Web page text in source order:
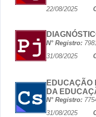
22/08/2025
N° Registro:
31/08/2025
EDUCAÇÃO
DA
N° Registro:
31/08/2025